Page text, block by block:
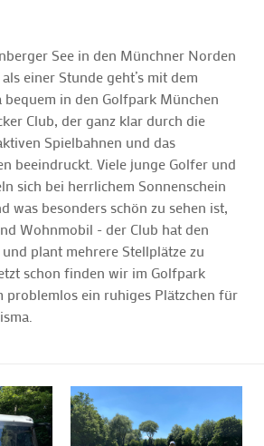
See in den Münchner Norden
einer Stunde geht’s mit dem
bequem in den Golfpark München
Club, der ganz klar durch die
Spielbahnen und das
beeindruckt. Viele junge Golfer und
sich bei herrlichem Sonnenschein
was besonders schön zu sehen ist,
Wohnmobil - der Club hat den
plant mehrere Stellplätze zu
schon finden wir im Golfpark
problemlos ein ruhiges Plätzchen für